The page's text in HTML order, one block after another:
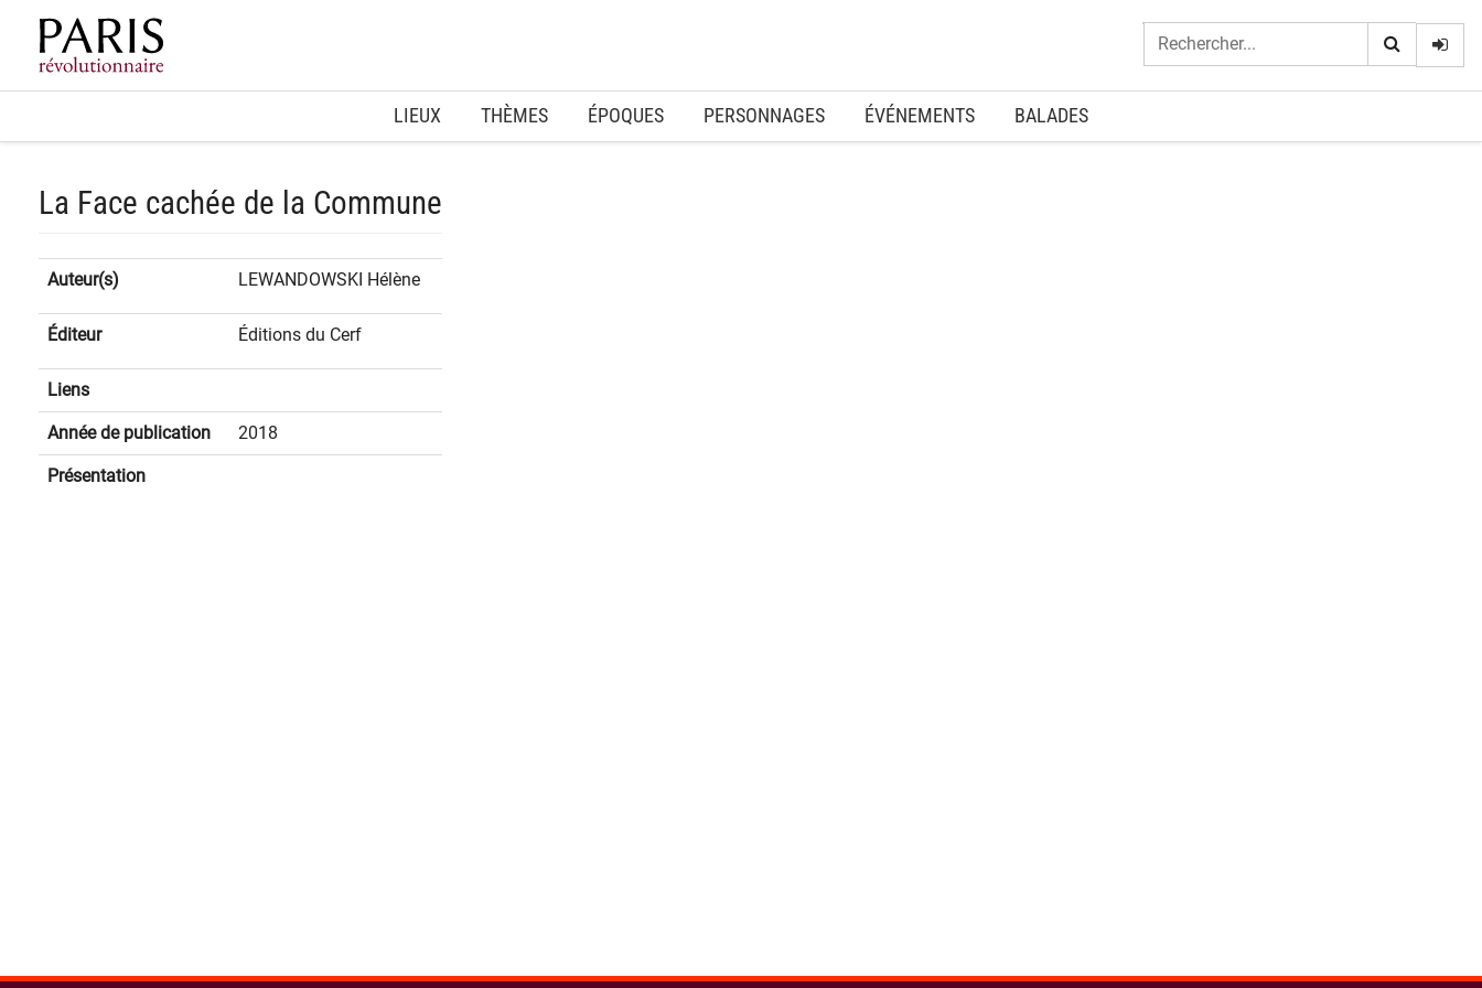
Home
LIEUX THÈMES ÉPOQUES PERSONNAGES ÉVÉNEMENTS BALADES
La Face cachée de la Commune
Auteur(s) LEWANDOWSKI Hélène
Éditeur Éditions du Cerf
Liens
Année de publication 2018
Présentation